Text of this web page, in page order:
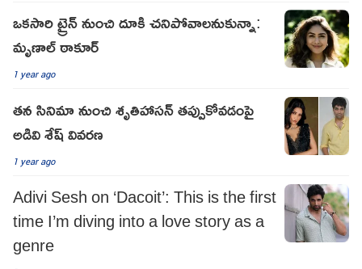
ఒకసారి ట్రైన్ నుంచి దూకి చనిపోవాలనుకున్నా:
మృణాల్ ఠాకూర్
1 year ago
తన సినిమా నుంచి శృతిహాసన్ తప్పుకోవడంపై
అడివి శేష్ వివరణ
1 year ago
Adivi Sesh on ‘Dacoit’: This is the first
time I’m diving into a love story as a
genre